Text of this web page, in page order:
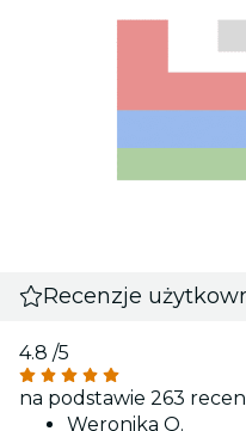
Recenzje
4.8 /5
na podstawie 263
Weronika O.